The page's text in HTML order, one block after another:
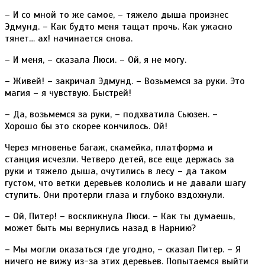
– И со мной то же самое, – тяжело дыша произнес
Эдмунд. – Как будто меня тащат прочь. Как ужасно
тянет… ах! начинается снова.
– И меня, – сказала Люси. – Ой, я не могу.
– Живей! – закричал Эдмунд. – Возьмемся за руки. Это
магия – я чувствую. Быстрей!
– Да, возьмемся за руки, – подхватила Сьюзен. –
Хорошо бы это скорее кончилось. Ой!
Через мгновенье багаж, скамейка, платформа и
станция исчезли. Четверо детей, все еще держась за
руки и тяжело дыша, очутились в лесу – да таком
густом, что ветки деревьев кололись и не давали шагу
ступить. Они протерли глаза и глубоко вздохнули.
– Ой, Питер! – воскликнула Люси. – Как ты думаешь,
может быть мы вернулись назад в Нарнию?
– Мы могли оказаться где угодно, – сказал Питер. – Я
ничего не вижу из-за этих деревьев. Попытаемся выйти